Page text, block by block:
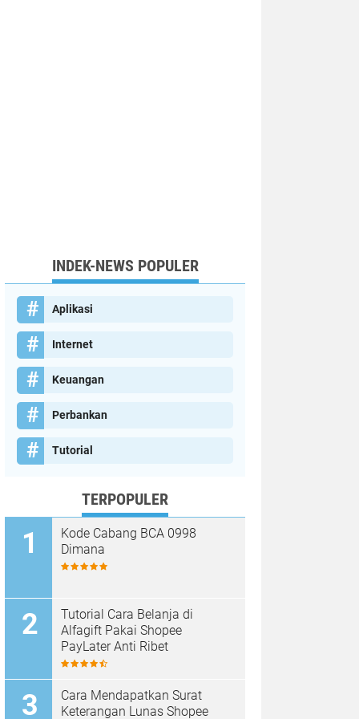
INDEK-NEWS POPULER
Aplikasi
Internet
Keuangan
Perbankan
Tutorial
TERPOPULER
Kode Cabang BCA 0998
Dimana
Tutorial Cara Belanja di
Alfagift Pakai Shopee
PayLater Anti Ribet
Cara Mendapatkan Surat
Keterangan Lunas Shopee